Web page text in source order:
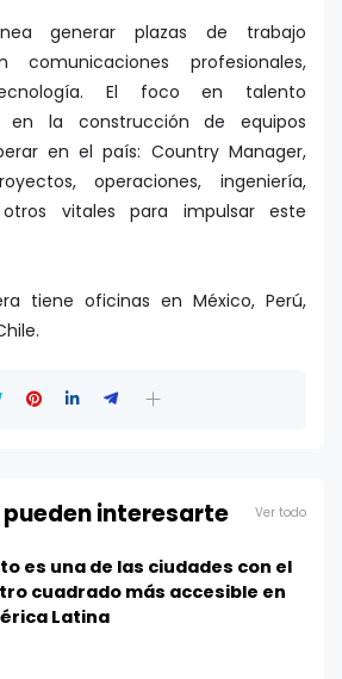
generar plazas de trabajo
comunicaciones profesionales,
El foco en talento
en la construcción de equipos
en el país: Country Manager,
operaciones, ingeniería,
vitales para impulsar este
tiene oficinas en México, Perú,
interesarte Ver todo
es una de las ciudades con el
cuadrado más accesible en
Latina